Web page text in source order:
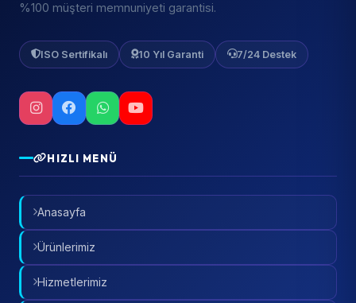
%100 müşteri memnuniyeti garantisi.
ISO Sertifikalı 10 Yıl Garanti 7/24 Destek
HIZLI MENÜ
Anasayfa
Ürünlerimiz
Hizmetlerimiz